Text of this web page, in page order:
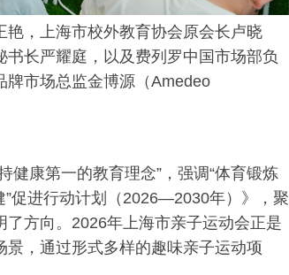
，上海市校外教育协会原会长卢晓
长严耀庭，以及费列罗中国市场部负
牌市场总监金博源（Amedeo
健康第一的教育理念”，强调“体育锻炼
”促进行动计划（2026—2030年）》，聚
方向。2026年上海市亲子运动会正是
，通过形式多样的趣味亲子运动项